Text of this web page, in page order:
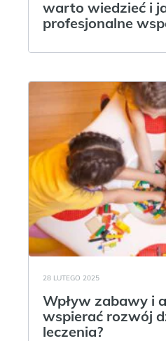
warto wiedzieć i
profesjonalne
28 LUTEGO 2025
Wpływ zabawy i
wspierać rozwój
leczenia?